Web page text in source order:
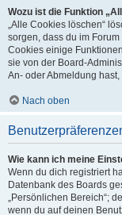
Wozu ist die Funktion
„Alle Cookies löschen“
sorgen, dass du im
Cookies einige
sie von der Board-
An- oder Abmeldung
Nach oben
Wie kann ich meine
Wenn du dich registriert
Datenbank des Boards
„Persönlichen Bereich“;
wenn du auf deinen